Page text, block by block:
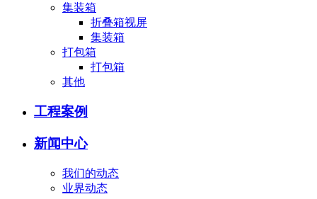
集装箱
折叠箱视屏
集装箱
打包箱
打包箱
其他
工程案例
新闻中心
我们的动态
业界动态